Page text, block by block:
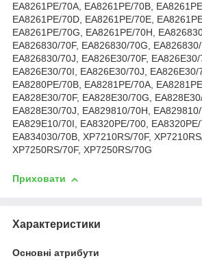
EA8261PE/70A, EA8261PE/70B,
EA8261PE/70D, EA8261PE/70E,
EA8261PE/70G, EA8261PE/70H,
EA826830/70F, EA826830/70G,
EA826830/70J, EA826E30/70F,
EA826E30/70I, EA826E30/70J, EA826E30/
EA8280PE/70B, EA8281PE/70A,
EA828E30/70F, EA828E30/70G,
EA828E30/70J, EA829810/70H,
EA829E10/70I, EA8320PE/700,
EA834030/70B, XP7210RS/70F,
XP7250RS/70F, XP7250RS/70G
Приховати
Характеристики
Основні атрибути